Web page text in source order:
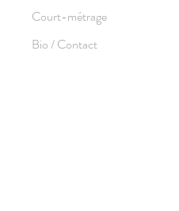
Court-métrage
Bio / Contact